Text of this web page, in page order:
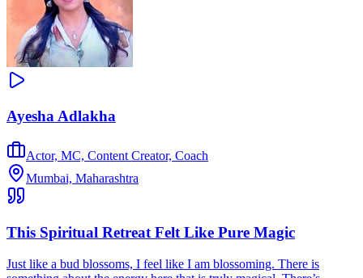
Ayesha Adlakha
Actor, MC, Content Creator, Coach
Mumbai, Maharashtra
This Spiritual Retreat Felt Like Pure Magic
Just like a bud blossoms, I feel like I am blossoming. There is